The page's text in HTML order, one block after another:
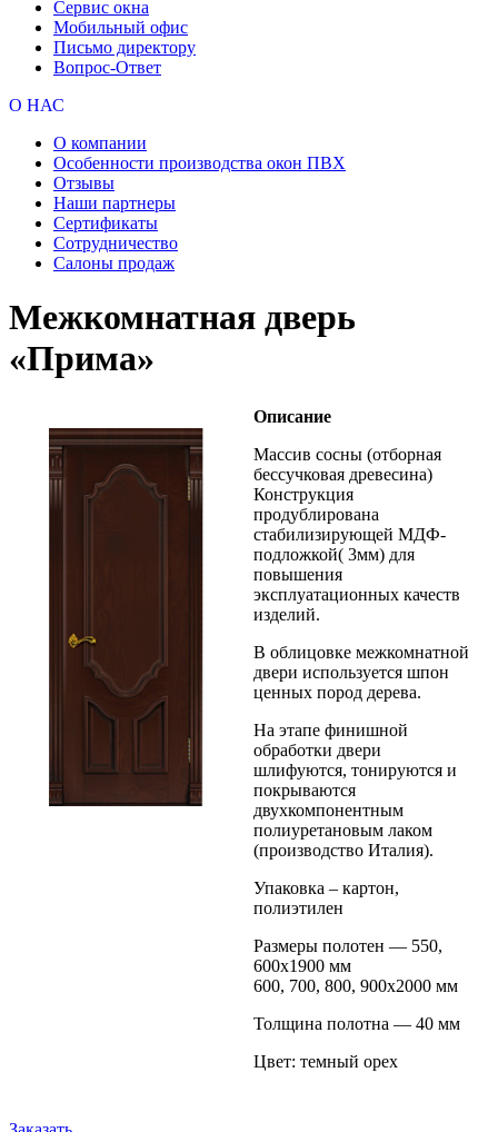
Сервис окна
Мобильный офис
Письмо директору
Вопрос-Ответ
О НАС
О компании
Особенности производства окон ПВХ
Отзывы
Наши партнеры
Сертификаты
Сотрудничество
Салоны продаж
Межкомнатная дверь
«Прима»
Описание
Массив сосны (отборная
бессучковая древесина)
Конструкция
продублирована
стабилизирующей МДФ-
подложкой( 3мм) для
повышения
эксплуатационных качеств
изделий.
В облицовке межкомнатной
двери используется шпон
ценных пород дерева.
На этапе финишной
обработки двери
шлифуются, тонируются и
покрываются
двухкомпонентным
полиуретановым лаком
(производство Италия).
Упаковка – картон,
полиэтилен
Размеры полотен — 550,
600х1900 мм
600, 700, 800, 900х2000 мм
Толщина полотна — 40 мм
Цвет: темный орех